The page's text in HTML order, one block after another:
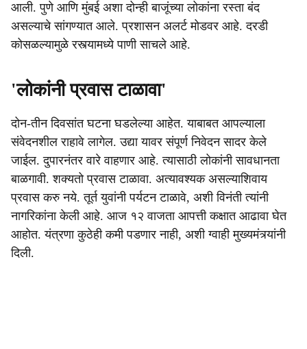
आली. पुणे आणि मुंबई अशा दोन्ही बाजूंच्या लोकांना रस्ता बंद
असल्याचे सांगण्यात आले. प्रशासन अलर्ट मोडवर आहे. दरडी
कोसळल्यामुळे रस्त्यामध्ये पाणी साचले आहे.
'लोकांनी प्रवास टाळावा'
दोन-तीन दिवसांत घटना घडलेल्या आहेत. याबाबत आपल्याला
संवेदनशील राहावे लागेल. उद्या यावर संपूर्ण निवेदन सादर केले
जाईल. दुपारनंतर वारे वाहणार आहे. त्यासाठी लोकांनी सावधानता
बाळगावी. शक्यतो प्रवास टाळावा. अत्यावश्यक असल्याशिवाय
प्रवास करु नये. तूर्त युवांनी पर्यटन टाळावे, अशी विनंती त्यांनी
नागरिकांना केली आहे. आज १२ वाजता आपत्ती कक्षात आढावा घेत
आहोत. यंत्रणा कुठेही कमी पडणार नाही, अशी ग्वाही मुख्यमंत्र्यांनी
दिली.